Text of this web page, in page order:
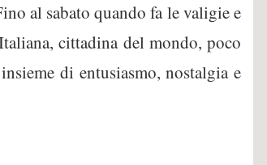
al sabato quando fa le valigie e
cittadina del mondo, poco
di entusiasmo, nostalgia e